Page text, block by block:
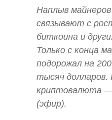
Наплыв
связывают с
биткоина и
Только с конца
подорожал на
тысяч долларов.
криптовалюта —
(эфир).